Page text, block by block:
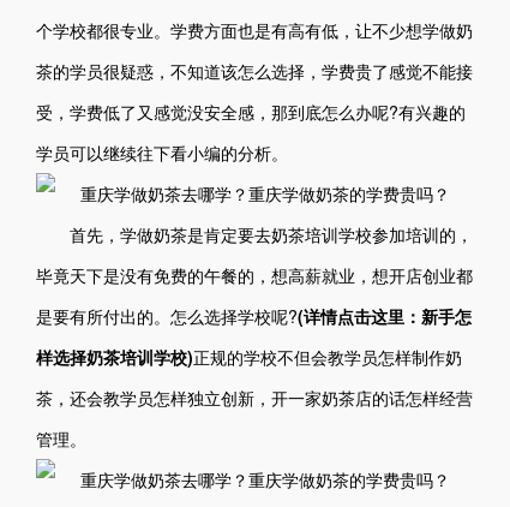
个学校都很专业。学费方面也是有高有低，让不少想学做奶
茶的学员很疑惑，不知道该怎么选择，学费贵了感觉不能接
受，学费低了又感觉没安全感，那到底怎么办呢?有兴趣的
学员可以继续往下看小编的分析。
首先，学做奶茶是肯定要去奶茶培训学校参加培训的，
毕竟天下是没有免费的午餐的，想高薪就业，想开店创业都
是要有所付出的。怎么选择学校呢?(详情点击这里：新手怎
样选择奶茶培训学校)正规的学校不但会教学员怎样制作奶
茶，还会教学员怎样独立创新，开一家奶茶店的话怎样经营
管理。